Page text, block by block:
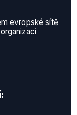
evropské sítě